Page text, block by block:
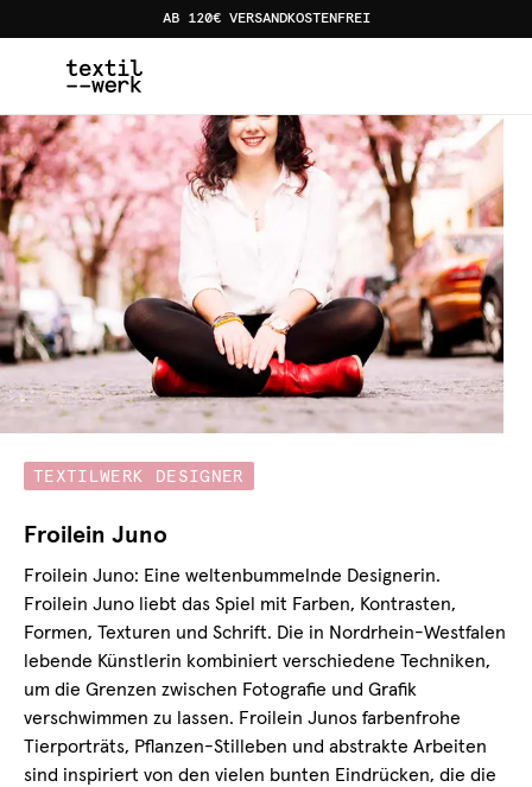
AB 120€ VERSANDKOSTENFREI
Designer:innen Froilein Juno
TEXTILWERK DESIGNER
Froilein Juno
Froilein Juno: Eine weltenbummelnde Designerin.
Froilein Juno liebt das Spiel mit Farben, Kontrasten,
Formen, Texturen und Schrift. Die in Nordrhein-Westfalen
lebende Künstlerin kombiniert verschiedene Techniken,
um die Grenzen zwischen Fotografie und Grafik
verschwimmen zu lassen. Froilein Junos farbenfrohe
Tierporträts, Pflanzen-Stilleben und abstrakte Arbeiten
sind inspiriert von den vielen bunten Eindrücken, die die